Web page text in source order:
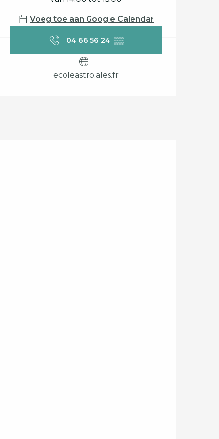
Voeg toe aan Google Calendar
04 66 56 24 ▒▒
ecoleastro.ales.fr